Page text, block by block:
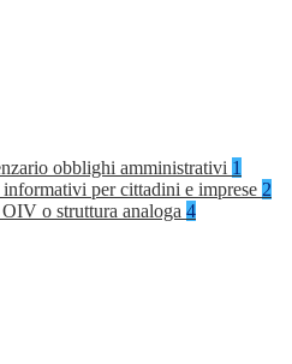
obblighi amministrativi 1
per cittadini e imprese 2
o struttura analoga 4